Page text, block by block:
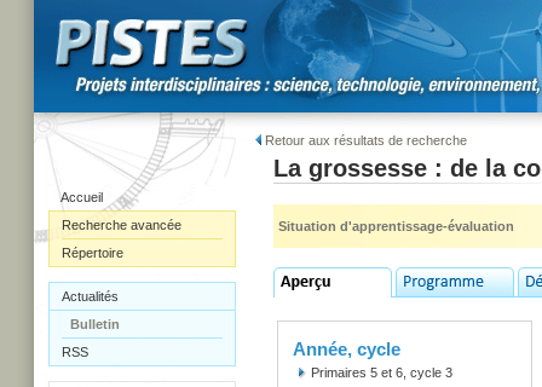
Accueil
Recherche avancée
Répertoire
Actualités
Bulletin
RSS
Retour aux résultats de recherche
La grossesse : de la
Situation d'apprentissage-évaluation
Année, cycle
Primaires 5 et 6, cycle 3